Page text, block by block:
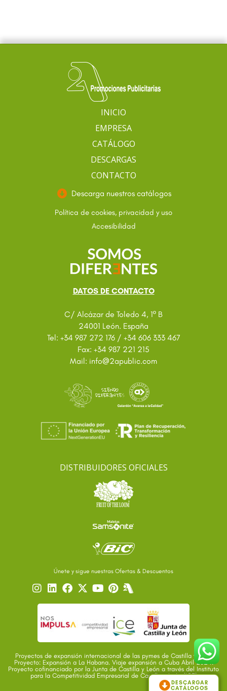
DESCARGAR
CATÁLOGOS
INICIO
EMPRESA
CATÁLOGO
DESCARGAS
CONTACTO
Descarga nuestros catálogos
Política de cookies, privacidad y uso
Accesibilidad
DATOS DE CONTACTO
C/ Alcázar de Toledo 4, 1º B
24001 León. España
Tel: +34 987 272 176 / +34 606 333 467
Fax: +34 987 221 215
Mail: info@2apublic.com
DISTRIBUIDORES OFICIALES
Únete y sigue nuestras Ofertas & Descuentos
Proyectos de expansión internacional de las pymes de Castilla y León
Proyecto: Expansión a La Habana. Viaje expansión a Cuba Abril 2024.
Proyecto cofinanciado por la Junta de Castilla y León a través del Instituto
para la Competitividad Empresarial de Castilla y León (ICE)